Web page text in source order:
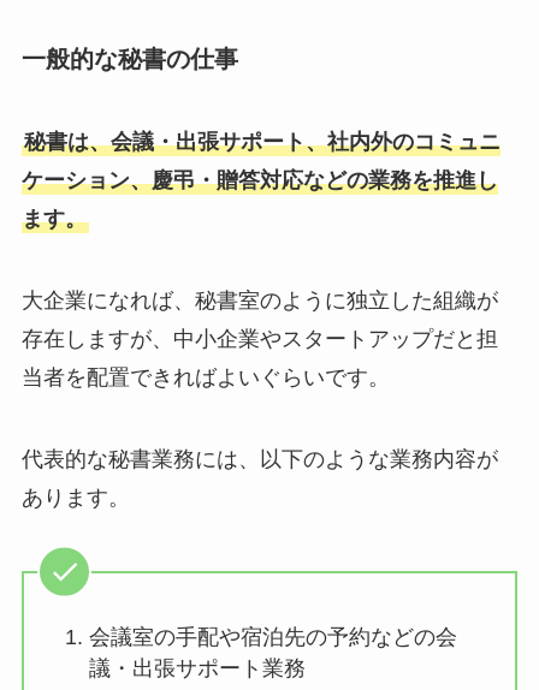
一般的な秘書の仕事
秘書は、会議・出張サポート、社内外のコミュニ
ケーション、慶弔・贈答対応などの業務を推進し
ます。
大企業になれば、秘書室のように独立した組織が
存在しますが、中小企業やスタートアップだと担
当者を配置できればよいぐらいです。
代表的な秘書業務には、以下のような業務内容が
あります。
会議室の手配や宿泊先の予約などの会
議・出張サポート業務